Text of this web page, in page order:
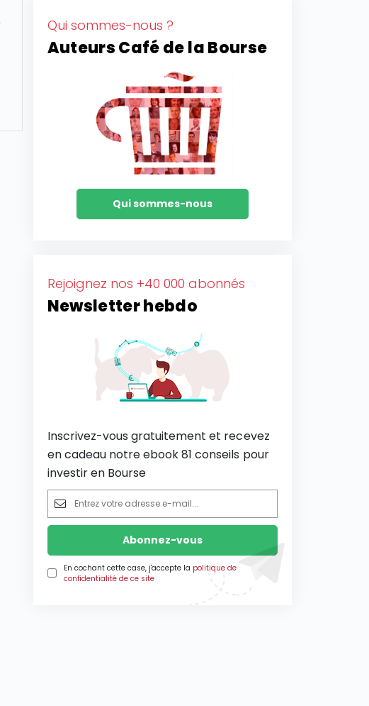
Qui sommes-nous ?
Auteurs Café de la Bourse
Qui sommes-nous
Rejoignez nos +40 000 abonnés
Newsletter hebdo
Inscrivez-vous gratuitement et recevez
en cadeau notre ebook 81 conseils pour
investir en Bourse
En cochant cette case, j'accepte la politique de
confidentialité de ce site